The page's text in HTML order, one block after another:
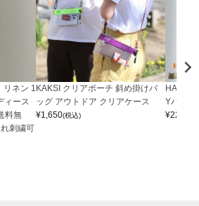
リネン 1
ース
料無
刺繍可
KAKSI クリアポーチ 斜め掛けバ
ッグ アウトドア クリアケース
¥1,650(税込)
Yバッグ
¥22,000